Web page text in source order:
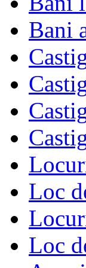
Bani
Loc
Loc